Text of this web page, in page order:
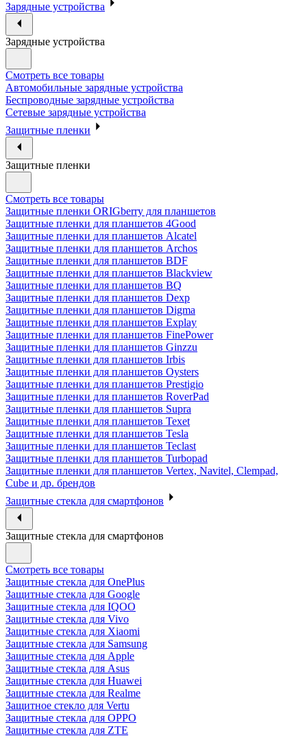
Зарядные устройства
Зарядные устройства
Смотреть все товары
Автомобильные зарядные устройства
Беспроводные зарядные устройства
Сетевые зарядные устройства
Защитные пленки
Защитные пленки
Смотреть все товары
Защитные пленки ORIGberry для планшетов
Защитные пленки для планшетов 4Good
Защитные пленки для планшетов Alcatel
Защитные пленки для планшетов Archos
Защитные пленки для планшетов BDF
Защитные пленки для планшетов Blackview
Защитные пленки для планшетов BQ
Защитные пленки для планшетов Dexp
Защитные пленки для планшетов Digma
Защитные пленки для планшетов Explay
Защитные пленки для планшетов FinePower
Защитные пленки для планшетов Ginzzu
Защитные пленки для планшетов Irbis
Защитные пленки для планшетов Oysters
Защитные пленки для планшетов Prestigio
Защитные пленки для планшетов RoverPad
Защитные пленки для планшетов Supra
Защитные пленки для планшетов Texet
Защитные пленки для планшетов Tesla
Защитные пленки для планшетов Teclast
Защитные пленки для планшетов Turbopad
Защитные пленки для планшетов Vertex, Navitel, Clempad,
Cube и др. брендов
Защитные стекла для смартфонов
Защитные стекла для смартфонов
Смотреть все товары
Защитные стекла для OnePlus
Защитные стекла для Google
Защитные стекла для IQOO
Защитные стекла для Vivo
Защитные стекла для Xiaomi
Защитные стекла для Samsung
Защитные стекла для Apple
Защитные стекла для Asus
Защитные стекла для Huawei
Защитные стекла для Realme
Защитное стекло для Vertu
Защитные стекла для OPPO
Защитные стекла для ZTE